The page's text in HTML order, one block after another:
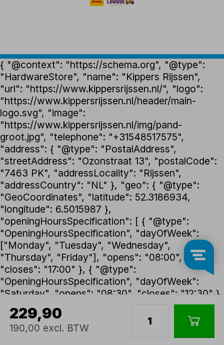
229,90
190,00 excl. BTW
{ "@context": "https://schema.org", "@type":
"HardwareStore", "name": "Kippers Rijssen",
"url": "https://www.kippersrijssen.nl/", "logo":
"https://www.kippersrijssen.nl/header/main-
logo.svg", "image":
"https://www.kippersrijssen.nl/img/pand-
groot.jpg", "telephone": "+31548517575",
"address": { "@type": "PostalAddress",
"streetAddress": "Ozonstraat 13", "postalCode":
"7463 PK", "addressLocality": "Rijssen",
"addressCountry": "NL" }, "geo": { "@type":
"GeoCoordinates", "latitude": 52.3186934,
"longitude": 6.5015987 },
"openingHoursSpecification": [ { "@type":
"OpeningHoursSpecification", "dayOfWeek":
["Monday", "Tuesday", "Wednesday",
"Thursday", "Friday"], "opens": "08:00",
"closes": "17:00" }, { "@type":
"OpeningHoursSpecification", "dayOfWeek":
"Saturday", "opens": "08:30", "closes": "12:30" }
], "foundingDate": "1992", "founder": { "@type":
"Person", "name": "Henk Kippers" },
"paymentAccepted": ["iDEAL", "Bancontact",
"Visa", "Maestro", "PayPal", "Klarna"] }